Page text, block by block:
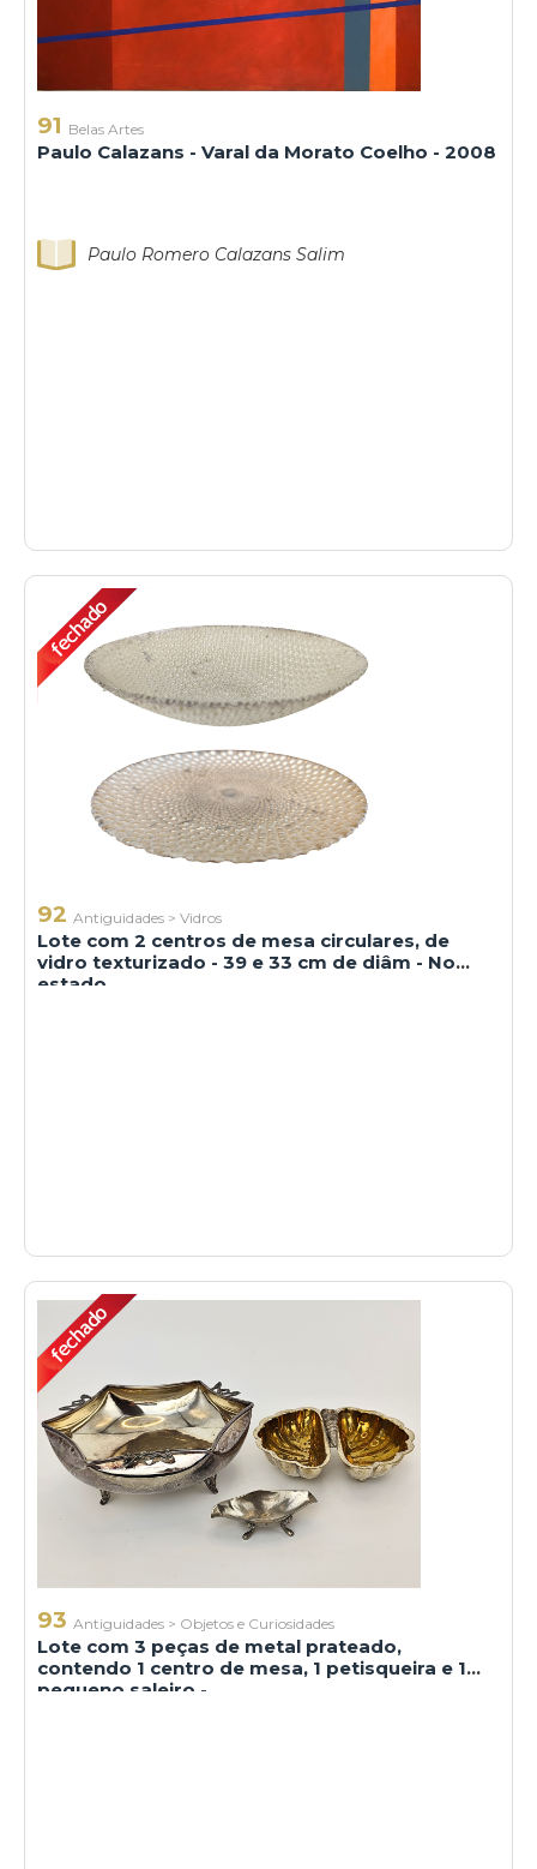
91 Belas Artes
Paulo Calazans - Varal da Morato Coelho - 2008
Paulo Romero Calazans Salim
92 Antiguidades > Vidros
Lote com 2 centros de mesa circulares, de
vidro texturizado - 39 e 33 cm de diâm - No
estado
93 Antiguidades > Objetos e Curiosidades
Lote com 3 peças de metal prateado,
contendo 1 centro de mesa, 1 petisqueira e 1
pequeno saleiro -